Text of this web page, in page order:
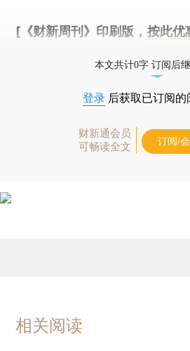
[《财新周刊》印刷版， 按此优
本文共计0字 订阅后
登录 后获取已订阅的
财新通会员
可畅读全文
订阅/
相关阅读